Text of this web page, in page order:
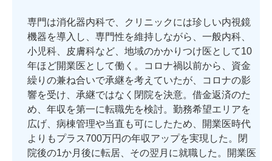
専門は消化器内科で、クリニックには珍しい内視鏡
機器を導入し、専門性を維持しながら、一般内科、
小児科、皮膚科など、地域のかかりつけ医として10
年ほど開業医として働く。コロナ禍以前から、資金
繰りの兼ね合いで承継を考えていたが、コロナの影
響を受け、承継ではなく閉院を決意。借金返済のた
め、年収を第一に転職先を検討。勤務希望エリアを
広げ、病棟管理や当直も可にしたため、開業医時代
よりもプラス700万円の年収アップを実現した。閉
院後の1か月後に転居、その翌月に就職した。開業医